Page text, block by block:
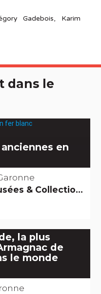
Gadebois, Karim
dans le
en
& Collections
la plus
de
le monde